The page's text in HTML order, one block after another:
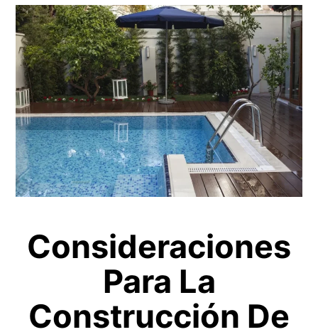
Consideraciones
Para La
Construcción De